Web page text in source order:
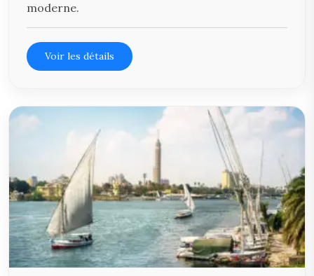
moderne.
Voir les détails